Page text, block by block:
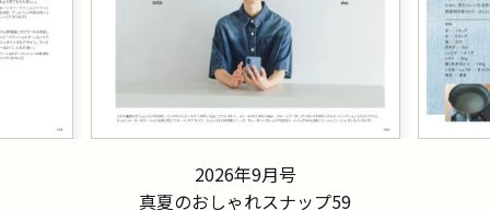
2026年9月号
真夏のおしゃれスナップ59